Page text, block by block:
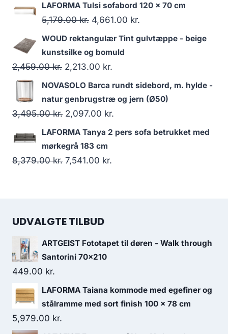
LAFORMA Tulsi sofabord 120 x 70 cm
5,179.00kr. 4,661.00 kr.
WOUD rektangulær Tint gulvtæppe - beige
kunstsilke og bomuld
2,459.00kr. 2,213.00 kr.
NOVASOLO Barca rundt sidebord, m. hylde -
natur genbrugstræ og jern (Ø50)
3,495.00kr. 2,097.00 kr.
LAFORMA Tanya 2 pers sofa betrukket med
mørkegrå 183 cm
8,379.00kr. 7,541.00 kr.
UDVALGTE TILBUD
ARTGEIST Fototapet til døren - Walk through
Santorini 70x210
449.00 kr.
LAFORMA Taiana kommode med egefiner og
stålramme med sort finish 100 x 78 cm
5,979.00 kr.